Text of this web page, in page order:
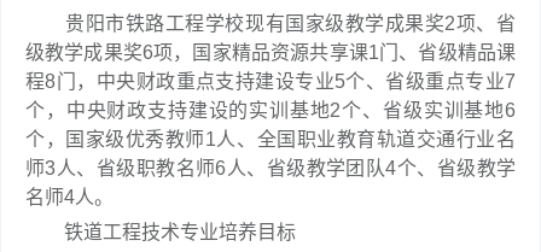
贵阳市铁路工程学校现有国家级教学成果奖2项、省
级教学成果奖6项，国家精品资源共享课1门、省级精品课
程8门，中央财政重点支持建设专业5个、省级重点专业7
个，中央财政支持建设的实训基地2个、省级实训基地6
个，国家级优秀教师1人、全国职业教育轨道交通行业名
师3人、省级职教名师6人、省级教学团队4个、省级教学
名师4人。
铁道工程技术专业培养目标